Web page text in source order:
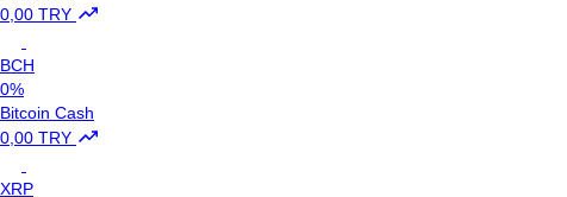
0,00 TRY
BCH
0%
Bitcoin Cash
0,00 TRY
XRP